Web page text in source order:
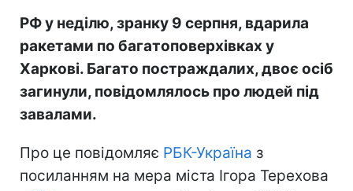
РФ у неділю, зранку 9 серпня, вдарила
ракетами по багатоповерхівках у
Харкові. Багато постраждалих, двоє осіб
загинули, повідомлялось про людей під
завалами.
Про це повідомляє РБК-Україна з
посиланням на мера міста Ігора Терехова